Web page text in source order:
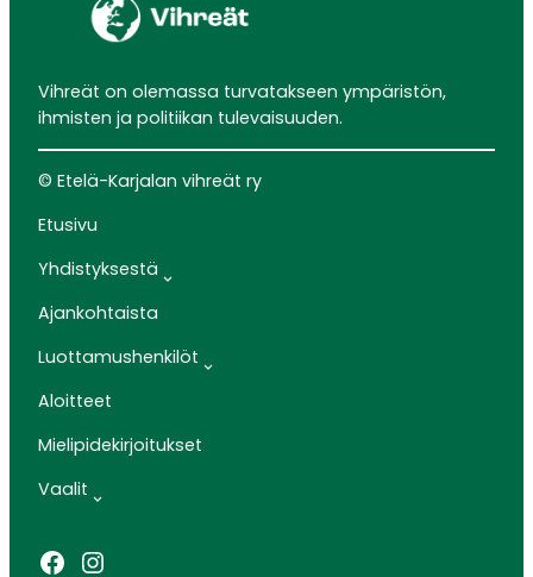
Vihreät on olemassa turvatakseen ympäristön,
ihmisten ja politiikan tulevaisuuden.
© Etelä-Karjalan vihreät ry
Etusivu
Yhdistyksestä
Ajankohtaista
Luottamushenkilöt
Aloitteet
Mielipidekirjoitukset
Vaalit
Facebook
Instagram